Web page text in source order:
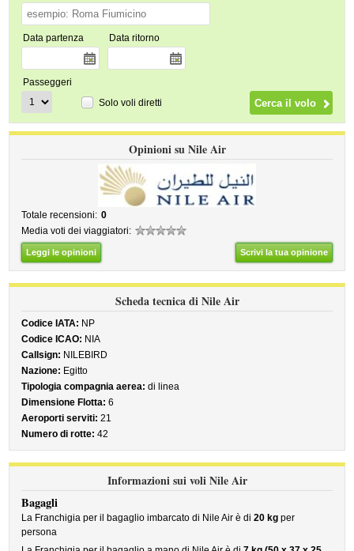
Data partenza Data ritorno
Passeggeri
Solo voli diretti
Opinioni su Nile Air
Totale recensioni: 0
Media voti dei viaggiatori:
Leggi le opinioni Scrivi la tua opinione
Scheda tecnica di Nile Air
Codice IATA: NP
Codice ICAO: NIA
Callsign: NILEBIRD
Nazione: Egitto
Tipologia compagnia aerea: di linea
Dimensione Flotta: 6
Aeroporti serviti: 21
Numero di rotte: 42
Informazioni sui voli Nile Air
Bagagli
La Franchigia per il bagaglio imbarcato di Nile Air è di20 kg per
persona